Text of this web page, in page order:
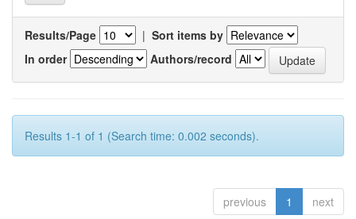
Results/Page | Sort items by
In order
Authors/record
Results 1-1 of 1 (Search time: 0.002 seconds).
previous 1 next